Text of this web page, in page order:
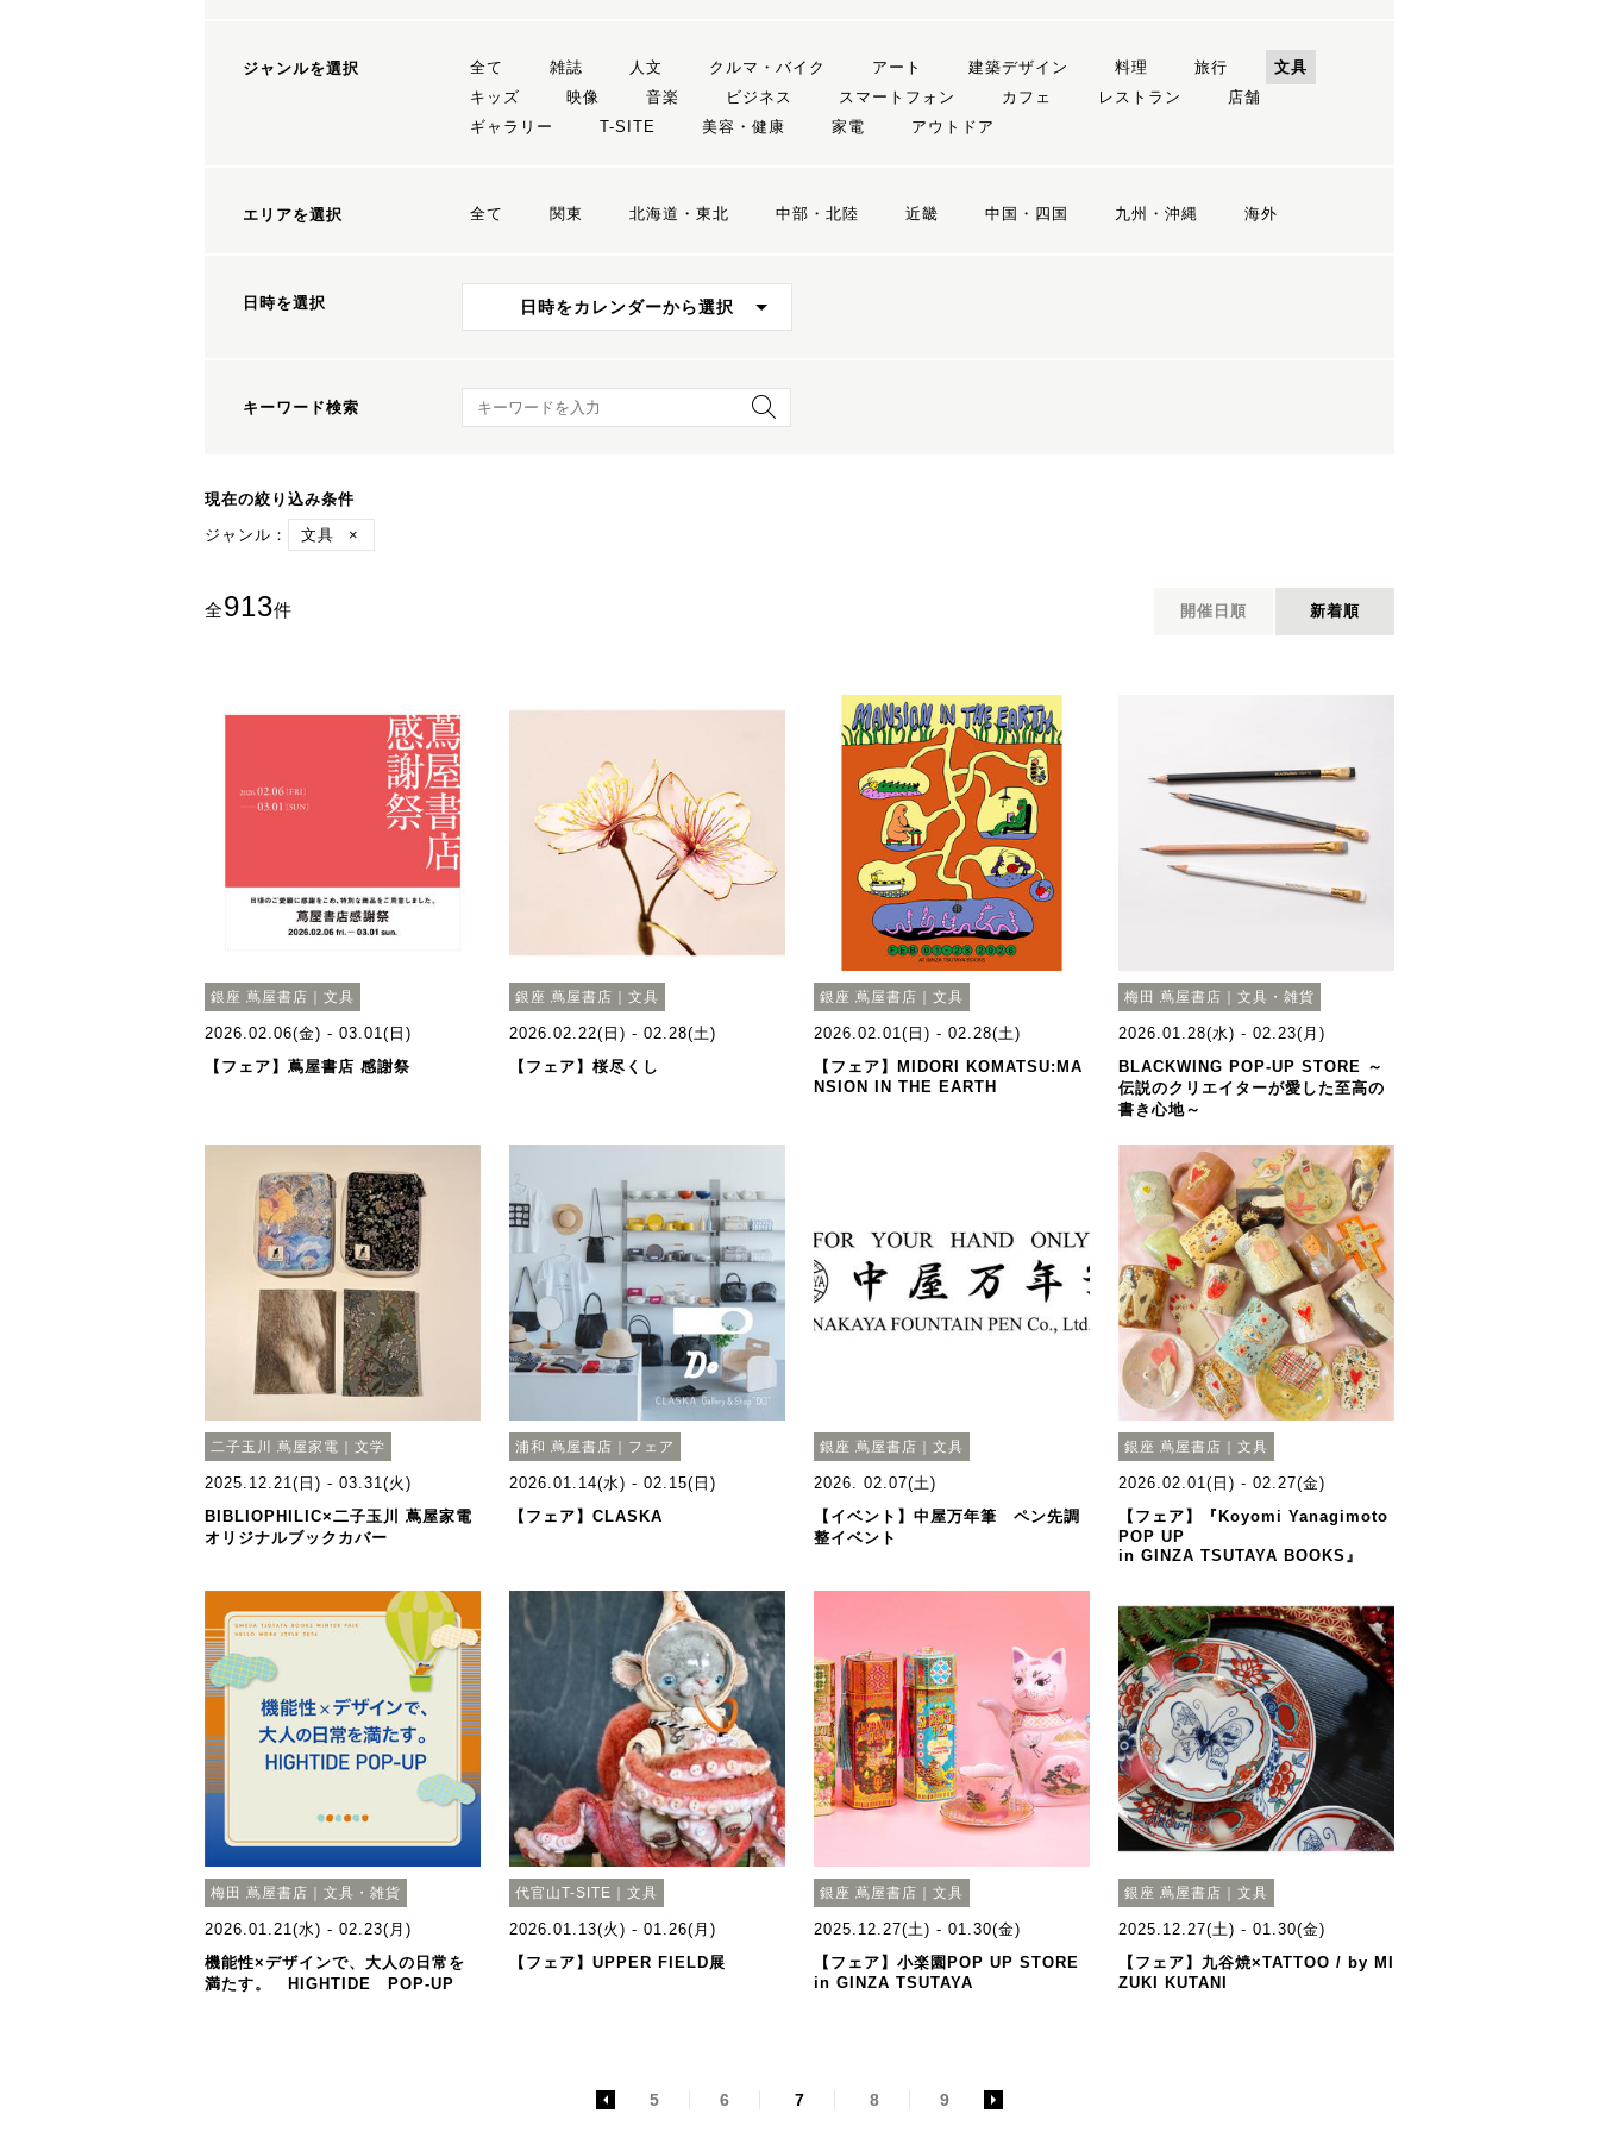
ジャンルを選択 全て 雑誌 人文 クルマ・バイク アート 建築デザイン 料理 旅行
文具
キッズ
映像 音楽 ビジネス スマートフォン カフェ レストラン
店舗
ギャラリー
T-SITE 美容・健康 家電 アウトドア
エリアを選択 全て 関東 北海道・東北 中部・北陸 近畿 中国・四国 九州・沖縄 海外
日時を選択 日時をカレンダーから選択
キーワード検索 キーワード検索
現在の絞り込み条件
ジャンル：
文具 ×
全913件 開催日順 新着順
銀座 蔦屋書店｜文具
2026.02.06(金) - 03.01(日)
【フェア】蔦屋書店 感謝祭
銀座 蔦屋書店｜文具
2026.02.22(日) - 02.28(土)
【フェア】桜尽くし
銀座 蔦屋書店｜文具
2026.02.01(日) - 02.28(土)
【フェア】MIDORI KOMATSU:MA
NSION IN THE EARTH
梅田 蔦屋書店｜文具・雑貨
2026.01.28(水) - 02.23(月)
BLACKWING POP-UP STORE ～
伝説のクリエイターが愛した至高の
書き心地～
二子玉川 蔦屋家電｜文学
2025.12.21(日) - 03.31(火)
BIBLIOPHILIC×二子玉川 蔦屋家電
オリジナルブックカバー
浦和 蔦屋書店｜フェア
2026.01.14(水) - 02.15(日)
【フェア】CLASKA
銀座 蔦屋書店｜文具
2026. 02.07(土)
【イベント】中屋万年筆 ペン先調
整イベント
銀座 蔦屋書店｜文具
2026.02.01(日) - 02.27(金)
【フェア】『Koyomi Yanagimoto
POP UP
in GINZA TSUTAYA BOOKS』
梅田 蔦屋書店｜文具・雑貨
2026.01.21(水) - 02.23(月)
機能性×デザインで、大人の日常を
満たす。 HIGHTIDE POP-UP
代官山T-SITE｜文具
2026.01.13(火) - 01.26(月)
【フェア】UPPER FIELD展
銀座 蔦屋書店｜文具
2025.12.27(土) - 01.30(金)
【フェア】小楽園POP UP STORE
in GINZA TSUTAYA
銀座 蔦屋書店｜文具
2025.12.27(土) - 01.30(金)
【フェア】九谷焼×TATTOO / by MI
ZUKI KUTANI
5 6 7 8 9